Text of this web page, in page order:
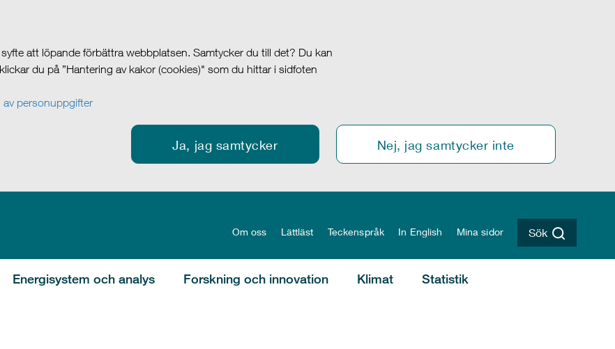
att löpande förbättra webbplatsen. Samtycker du till det? Du kan
du på ”Hantering av kakor (cookies)" som du hittar i sidfoten
personuppgifter
Ja, jag samtycker Nej, jag samtycker inte
Om oss Lättläst Teckenspråk In English Mina sidor Sök
Energisystem och analys Forskning och innovation Klimat Statistik